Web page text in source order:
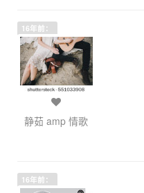
16年前：
静茹 amp 情歌
16年前：